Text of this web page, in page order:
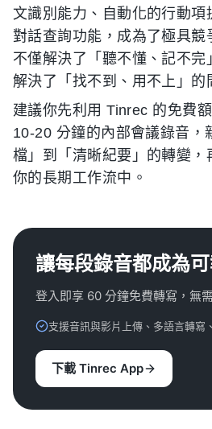
文識別能力、自動化的行動項
對話查詢功能，成為了極具競
不僅解決了「聽不懂、記不完
解決了「找不到、用不上」的
建議你先利用 Tinrec 的免費
10-20 分鐘的內部會議錄音，
檔」到「清晰紀要」的轉變，
你的長期工作流中。
讓每段錄音都成為
登入即享 60 分鐘免費轉寫，無
支援音訊與影片上傳、多語言轉寫
下載 Tinrec App